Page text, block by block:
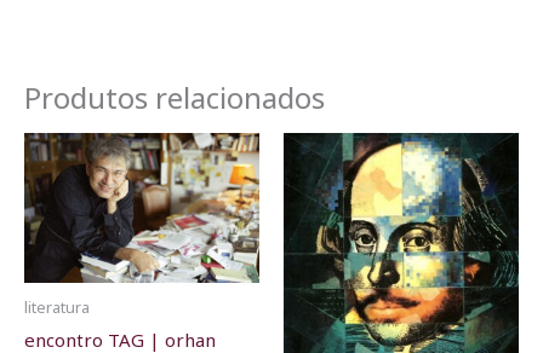
Produtos relacionados
literatura
encontro TAG | orhan